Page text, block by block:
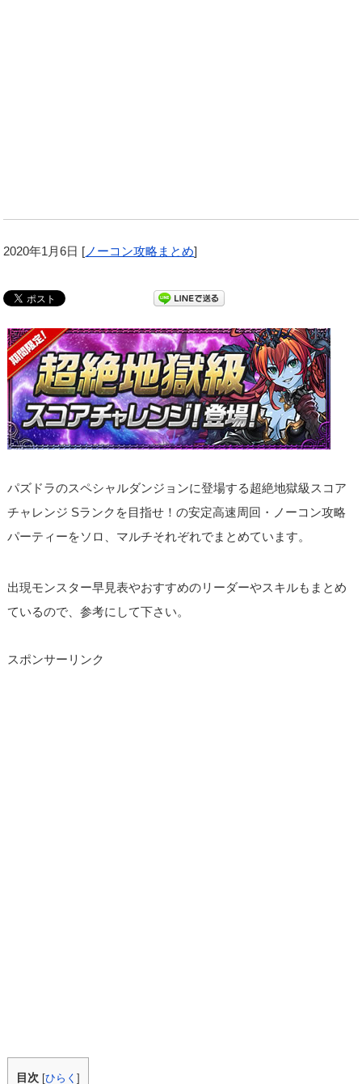
2020年1月6日 [ ノーコン攻略まとめ]
パズドラのスペシャルダンジョンに登場する超絶地獄級スコア
チャレンジ Sランクを目指せ！の安定高速周回・ノーコン攻略
パーティーをソロ、マルチそれぞれでまとめています。
出現モンスター早見表やおすすめのリーダーやスキルもまとめ
ているので、参考にして下さい。
スポンサーリンク
目次 [ひらく]